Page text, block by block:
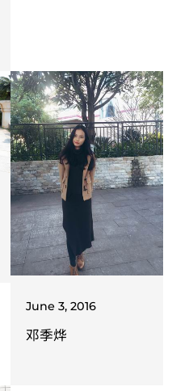
June 3, 2016
邓季烨